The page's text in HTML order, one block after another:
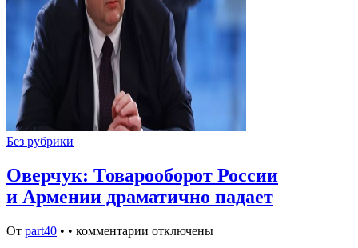
Без рубрики
Оверчук: Товарооборот России
и Армении драматично падает
От part40 • • комментарии отключены